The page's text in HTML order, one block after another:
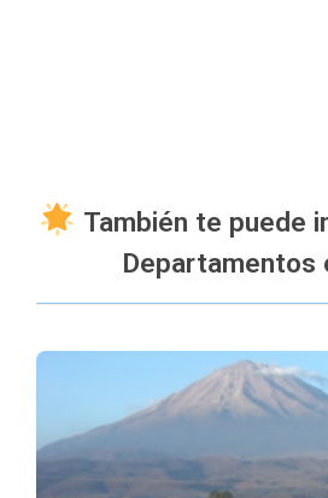
También te puede
Departamentos